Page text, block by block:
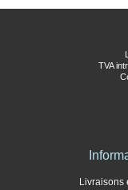
TVA
Livraisons